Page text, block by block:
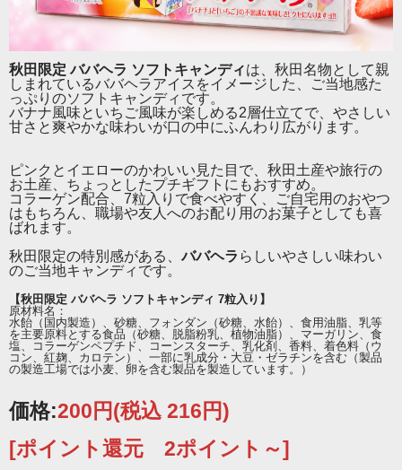
わい。
ピンクとイエローの見た目も可愛く、秋田のお土産やち
ょっとした贈り物にもぴったり。
秋田限定ならではの特別感があり、旅行気分を楽しめる
人気フレーバーのキャンディです。
コラーゲン配合で、女性にも喜ばれやすいお菓子。
食べやすい個包装タイプなので、ご自宅用はもちろん、
職場や友人へのお配り用にもおすすめです。
秋田限定 ババヘラ ソフトキャンディは、秋田名物として親
しまれているババヘラアイスをイメージした、ご当地感た
っぷりのソフトキャンディです。
バナナ風味といちご風味が楽しめる2層仕立てで、やさしい
甘さと爽やかな味わいが口の中にふんわり広がります。
ピンクとイエローのかわいい見た目で、秋田土産や旅行の
お土産、ちょっとしたプチギフトにもおすすめ。
コラーゲン配合、7粒入りで食べやすく、ご自宅用のおやつ
はもちろん、職場や友人へのお配り用のお菓子としても喜
ばれます。
秋田限定の特別感がある、ババヘラ らしいやさしい味わい
のご当地キャンディです。
【秋田限定 ババヘラ ソフトキャンディ 7粒入り】
原材料名：
水飴（国内製造）、砂糖、フォンダン（砂糖、水飴）、食用油脂、乳等
を主要原料とする食品（砂糖、脱脂粉乳、植物油脂）、マーガリン、食
塩、コラーゲンペプチド、コーンスターチ、乳化剤、香料、着色料（ウ
コン、紅麹、カロテン）、一部に乳成分・大豆・ゼラチンを含む（製品
の製造工場では小麦、卵を含む製品を製造しています。）
価格:200円(税込 216円)
[ポイント還元 2ポイント～]